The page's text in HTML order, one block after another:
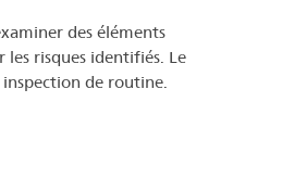
des éléments
les risques identifiés. Le
inspection de routine.